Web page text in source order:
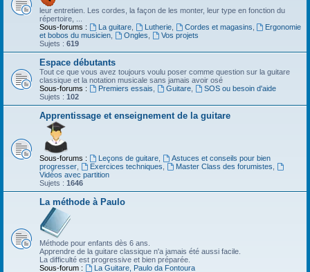
leur entretien. Les cordes, la façon de les monter, leur type en fonction du
répertoire, ...
Sous-forums :
La guitare, Lutherie, Cordes et magasins
Ergonomie
et bobos du musicien
Ongles
Vos projets
Sujets : 619
Espace débutants
Tout ce que vous avez toujours voulu poser comme question sur la guitare
classique et la notation musicale sans jamais avoir osé
Sous-forums :
Premiers essais Guitare,
SOS ou besoin d'aide
Sujets : 102
Apprentissage et enseignement de la guitare
Sous-forums : Leçons de guitare,
Astuces et conseils pour bien
progresser
Exercices techniques Master Class des forumistes
Vidéos avec partition
Sujets : 1646
La méthode à Paulo
Méthode pour enfants dès 6 ans.
Apprendre de la guitare classique n'a jamais été aussi facile.
La difficulté est progressive et bien préparée.
Sous-forum :
La Guitare, Paulo da Fontoura